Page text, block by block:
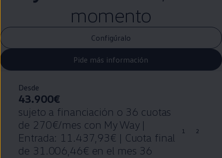
momento
Configúralo
Pide más información
Desde
43.900€
sujeto a financiación o 36 cuotas
de 270€/mes con My Way |
Entrada: 11.437,93€ | Cuota final
de 31.006,46€ en el mes 36
1 2